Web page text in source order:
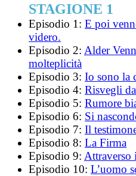
STAGIONE 1
Episodio 1: E poi
videro.
Episodio 2: Alder
molteplicità
Episodio 3: Io sono la
Episodio 4: Risvegli
Episodio 5: Rumore
Episodio 6: Si
Episodio 7: Il
Episodio 8: La Firma
Episodio 9: Attraverso
Episodio 10: L’uomo